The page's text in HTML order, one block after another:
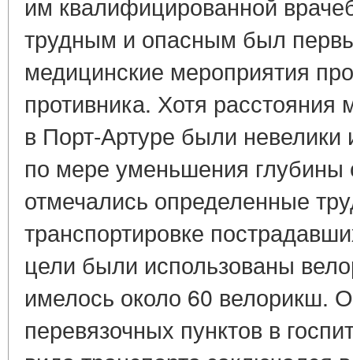
трудным и опасным был
медицинские мероприятия
противника. Хотя
в Порт-Артуре были
по мере уменьшения глубины
отмечались определенные
транспортировке
цели были использованы
имелось около 60 велорикш.
перевязочных пунктов в